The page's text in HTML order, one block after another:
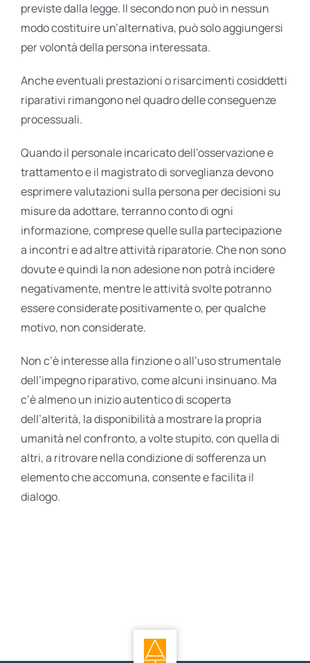
previste dalla legge. Il secondo non può in nessun
modo costituire un’alternativa, può solo aggiungersi
per volontà della persona interessata.
Anche eventuali prestazioni o risarcimenti cosiddetti
riparativi rimangono nel quadro delle conseguenze
processuali.
Quando il personale incaricato dell’osservazione e
trattamento e il magistrato di sorveglianza devono
esprimere valutazioni sulla persona per decisioni su
misure da adottare, terranno conto di ogni
informazione, comprese quelle sulla partecipazione
a incontri e ad altre attività riparatorie. Che non sono
dovute e quindi la non adesione non potrà incidere
negativamente, mentre le attività svolte potranno
essere considerate positivamente o, per qualche
motivo, non considerate.
Non c’è interesse alla finzione o all’uso strumentale
dell’impegno riparativo, come alcuni insinuano. Ma
c’è almeno un inizio autentico di scoperta
dell’alterità, la disponibilità a mostrare la propria
umanità nel confronto, a volte stupito, con quella di
altri, a ritrovare nella condizione di sofferenza un
elemento che accomuna, consente e facilita il
dialogo.